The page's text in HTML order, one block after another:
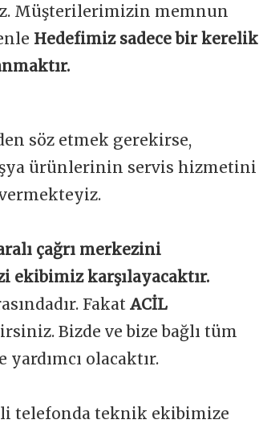
Müşterilerimizin memnun
Hedefimiz sadece bir kerelik
söz etmek gerekirse,
ürünlerinin servis hizmetini
çağrı merkezini
ekibimiz karşılayacaktır.
Fakat ACİL
Bizde ve bize bağlı tüm
olacaktır.
telefonda teknik ekibimize